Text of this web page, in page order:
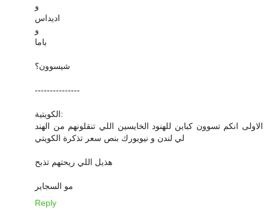
و
اديداس
و
باما
شيسوون؟
---------------
الكويتية:
الاولى انكم تسوون كباين للهنود الخايسين اللي تنقلونهم من الهند
لي لندن و نيويورك بنص سعر تذكرة الكويتي
هذيل اللي ريحتهم تذبح
مو السجاير
Reply